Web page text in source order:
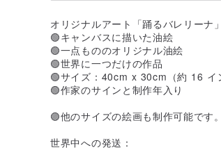
オリジナルアート「踊るバレリーナ
🟢キャンバスに描いた油絵
🟢一点もののオリジナル油絵
🟢世界に一つだけの作品
🟢サイズ：40cm x 30cm（約 16 イ
🟢作家のサインと制作年入り
🟣他のサイズの絵画も制作可能です
世界中への発送：